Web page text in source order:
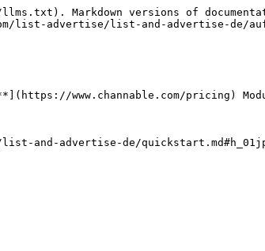
Markdown versions of
list-advertise/list-and-advertise-de/
www.channable.com/pricing)
advertise-de/